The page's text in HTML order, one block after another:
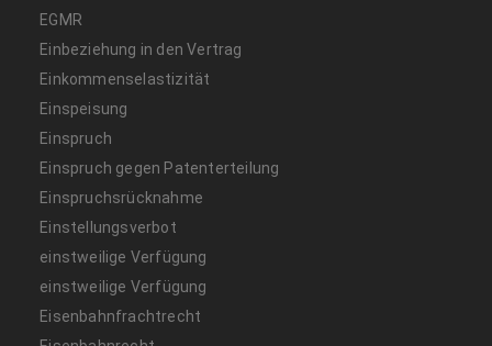
EGMR
Einbeziehung in den Vertrag
Einkommenselastizität
Einspeisung
Einspruch
Einspruch gegen Patenterteilung
Einspruchsrücknahme
Einstellungsverbot
einstweilige Verfügung
einstweilige Verfügung
Eisenbahnfrachtrecht